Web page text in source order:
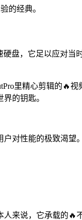
的经典。
盘，它足以应对当
里精心剪辑的🔥
的钥匙。
对性能的极致渴望
人来说，它承载的🔥